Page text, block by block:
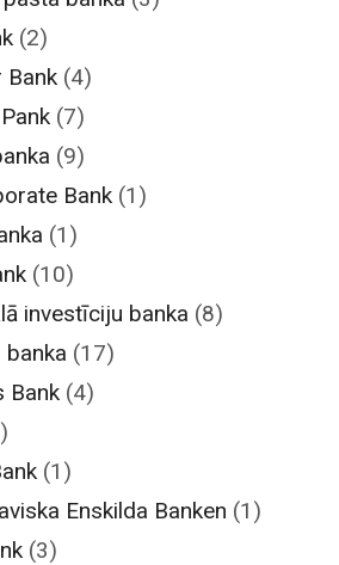
(2)
Bank (4)
(7)
(9)
Bank (1)
(1)
(10)
investīciju banka (8)
banka (17)
Bank (4)
(1)
Enskilda Banken (1)
(3)